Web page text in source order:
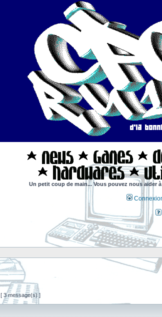
Un petit coup de main... Vous pouvez nous aider
[ 3 message(s) ]